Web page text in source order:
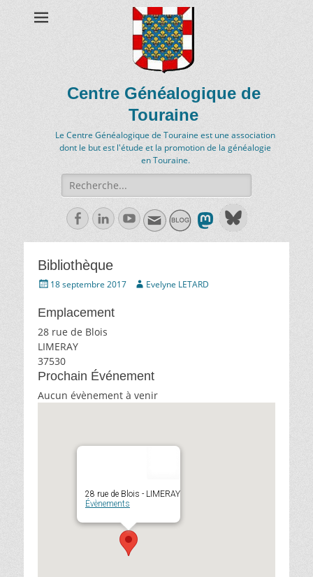
Centre Généalogique de
Touraine
Le Centre Généalogique de Touraine est une association
dont le but est l'étude et la promotion de la généalogie
en Touraine.
Recherche
de:
FacebookLinkedln
Youtube
Bibliothèque
Écrit18 septembre 2017 AuteurEvelyne LETARD
Emplacement
28 rue de Blois
LIMERAY
37530
Prochain Événement
Aucun évènement à venir
28 rue de Blois - LIMERAY
Évènements